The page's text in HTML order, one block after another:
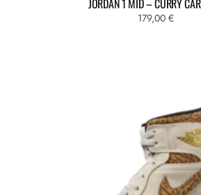
JORDAN 1 MID – CURRY
179,00 €